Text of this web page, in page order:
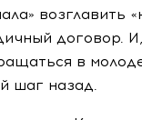
возглавить
договор.
в
шаг назад.